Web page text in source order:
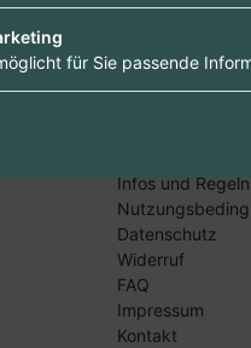
Infos und Regeln
Datenschutz
Widerruf
FAQ
Impressum
Kontakt
für Sie passende